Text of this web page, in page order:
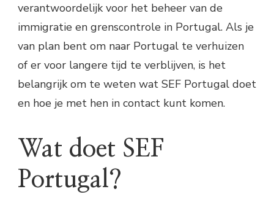
verantwoordelijk voor het beheer van de
immigratie en grenscontrole in Portugal. Als je
van plan bent om naar Portugal te verhuizen
of er voor langere tijd te verblijven, is het
belangrijk om te weten wat SEF Portugal doet
en hoe je met hen in contact kunt komen.
Wat doet SEF
Portugal?